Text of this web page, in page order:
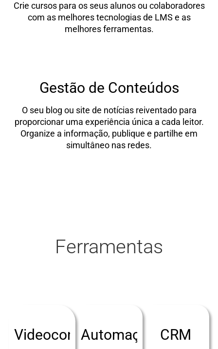
Crie cursos para os seus alunos ou colaboradores
com as melhores tecnologias de LMS e as
melhores ferramentas.
Gestão de Conteúdos
O seu blog ou site de notícias reiventado para
proporcionar uma experiência única a cada leitor.
Organize a informação, publique e partilhe em
simultâneo nas redes.
Ferramentas
Videoconferência
Automação
CRM